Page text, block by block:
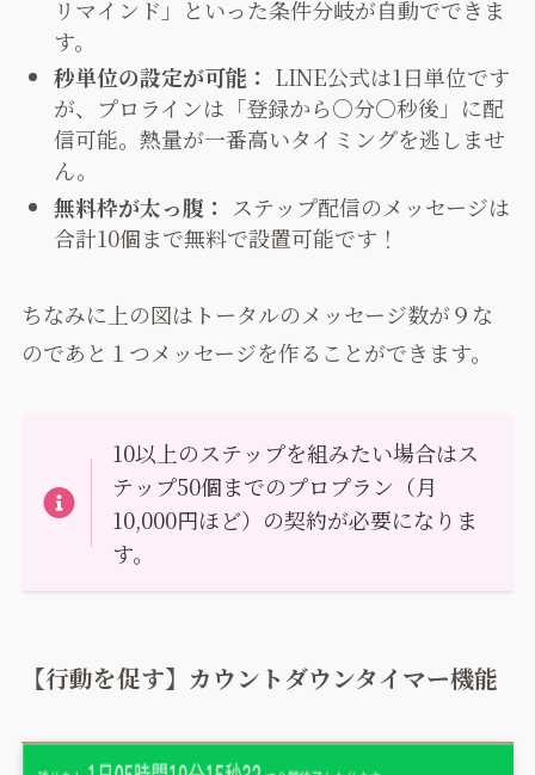
リマインド」といった条件分岐が自動でできま
す。
秒単位の設定が可能： LINE公式は1日単位です
が、プロラインは「登録から○分○秒後」に配
信可能。熱量が一番高いタイミングを逃しませ
ん。
無料枠が太っ腹： ステップ配信のメッセージは
合計10個まで無料で設置可能です！
ちなみに上の図はトータルのメッセージ数が９な
のであと１つメッセージを作ることができます。
10以上のステップを組みたい場合はス
テップ50個までのプロプラン（月
10,000円ほど）の契約が必要になりま
す。
【行動を促す】カウントダウンタイマー機能